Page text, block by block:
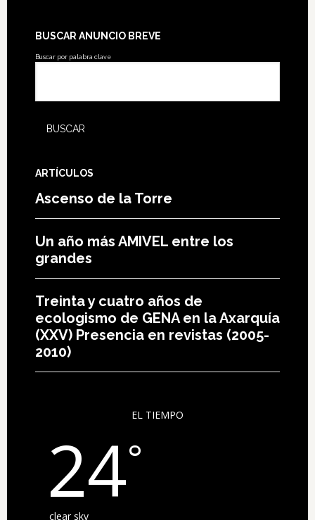
BUSCAR ANUNCIO BREVE
Buscar por palabra clave
ARTÍCULOS
Ascenso de la Torre
Un año más AMIVEL entre los
grandes
Treinta y cuatro años de
ecologismo de GENA en la Axarquía
(XXV) Presencia en revistas (2005-
2010)
EL TIEMPO
24°
clear sky